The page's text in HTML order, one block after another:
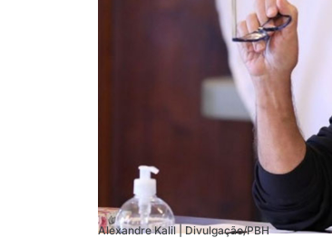
Alexandre Kalil | Divulgação/PBH